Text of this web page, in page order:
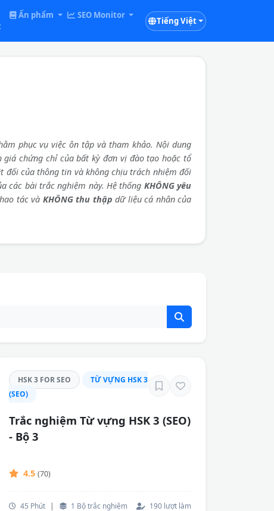
Ấn phẩm SEO Monitor
Tiếng Việt
phục vụ việc ôn tập và tham khảo. Nội dung
chứng chỉ của bất kỳ đơn vị đào tạo hoặc tổ
đối của thông tin và không chịu trách nhiệm đối
các bài trắc nghiệm này. Hệ thống KHÔNG yêu
tác và KHÔNG thu thập dữ liệu cá nhân của
HSK 3 FOR SEO
TỪ VỰNG HSK 3
(SEO)
Trắc nghiệm Từ vựng HSK 3 (SEO)
- Bộ 3
4.5 (70)
45 Phút | 1 Bộ trắc nghiệm 190 lượt làm